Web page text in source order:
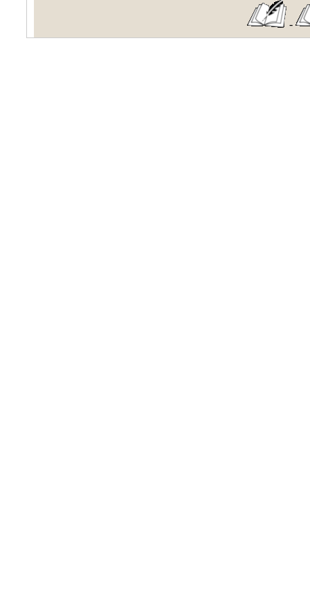
-